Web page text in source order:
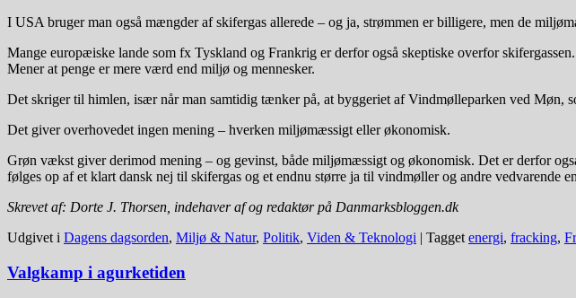
I USA bruger man også mængder af skifergas allerede – og ja, strømmen er billigere, men de
Mange europæiske lande som fx Tyskland og Frankrig er derfor også skeptiske overfor
Mener at penge er mere værd end miljø og mennesker.
Det skriger til himlen, især når man samtidig tænker på, at byggeriet af Vindmølleparken ved Møn,
Det giver overhovedet ingen mening – hverken miljømæssigt eller økonomisk.
Grøn vækst giver derimod mening – og gevinst, både miljømæssigt og økonomisk. Det er derfor
følges op af et klart dansk nej til skifergas og et endnu større ja til vindmøller og andre vedvarende
Skrevet af: Dorte J. Thorsen, indehaver af og redaktør på Danmarksbloggen.dk
Udgivet i Dagens dagsorden, Miljø & Natur, Politik, Viden & Teknologi | Tagget energi, fracking,
Valgkamp i agurketiden